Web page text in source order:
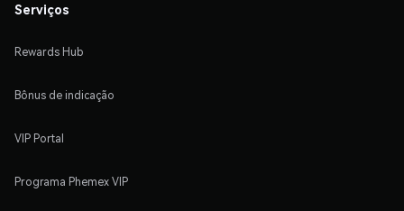
Serviços
Rewards Hub
Bônus de indicação
VIP Portal
Programa Phemex VIP